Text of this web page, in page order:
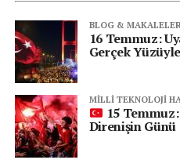
BLOG &
16 Temmuz:
Gerçek
MILLI TEKNOLOJI
15
Direnişin Günü